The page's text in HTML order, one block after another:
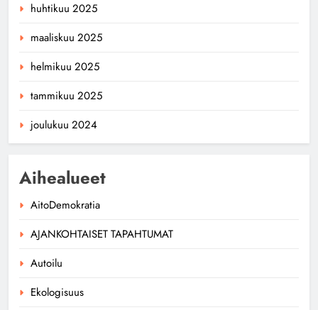
huhtikuu 2025
maaliskuu 2025
helmikuu 2025
tammikuu 2025
joulukuu 2024
Aihealueet
AitoDemokratia
AJANKOHTAISET TAPAHTUMAT
Autoilu
Ekologisuus